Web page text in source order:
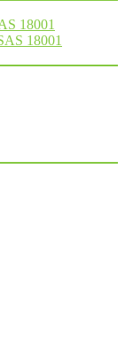
18001
18001